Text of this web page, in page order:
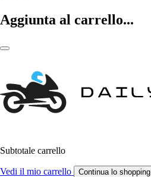
Aggiunta al carrello...
Subtotale carrello
Vedi il mio carrello Continua lo shopping